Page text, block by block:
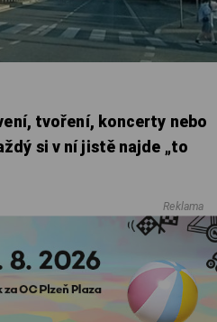
tvoření, koncerty nebo
si v ní jistě najde „to
Reklama